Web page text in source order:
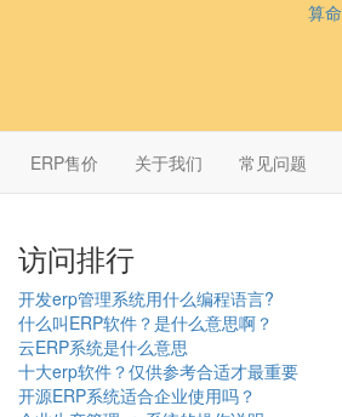
算命
ERP售价 关于我们 常见问题
访问排行
开发erp管理系统用什么编程语言?
什么叫ERP软件？是什么意思啊？
云ERP系统是什么意思
十大erp软件？仅供参考合适才最重要
开源ERP系统适合企业使用吗？